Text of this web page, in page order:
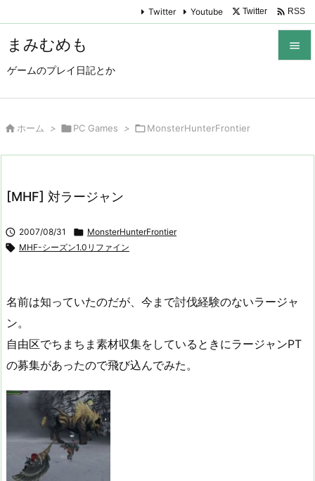
まみむめも
ゲームのプレイ日記とか

Twitter Youtube Twitter  RSS
 ホーム > PC Games > MonsterHunterFrontier
[MHF] 対ラージャン
 2007/08/31  MonsterHunterFrontier
 MHF-シーズン1.0リファイン
名前は知っていたのだが、今まで討伐経験のないラージャ
ン。
自由区でちまちま素材収集をしているときにラージャンPT
の募集があったので飛び込んでみた。